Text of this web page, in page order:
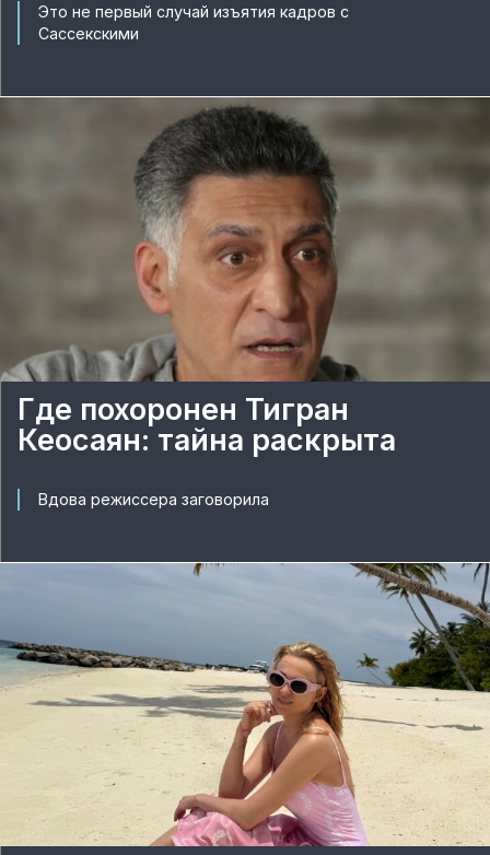
Это не первый случай изъятия кадров с
Сассекскими
Где похоронен Тигран
Кеосаян: тайна раскрыта
Вдова режиссера заговорила